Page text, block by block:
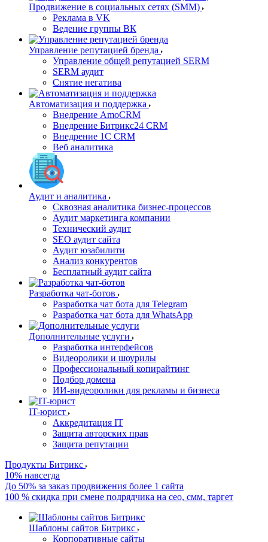
Продвижение в социальных сетях (SMM)
Реклама в VK
Ведение группы ВК
Управление репутацией бренда
Управление общей репутацией SERM
SERM аудит
Снятие негатива
Автоматизация и поддержка
Внедрение AmoCRM
Внедрение Битрикс24 CRM
Внедрение 1C CRM
Веб аналитика
Аудит и аналитика
Сквозная аналитика бизнес-процессов
Аудит маркетинга компании
Технический аудит
SEO аудит сайта
Аудит юзабилити
Анализ конкурентов
Бесплатный аудит сайта
Разработка чат-ботов
Разработка чат бота для Telegram
Разработка чат бота для WhatsApp
Дополнительные услуги
Разработка интерфейсов
Видеоролики и шоурилы
Профессиональный копирайтинг
Подбор домена
ИИ-видеоролики для рекламы и бизнеса
IT-юрист
Аккредитация IT
Защита авторских прав
Защита репутации
Продукты Битрикс
10% навсегда
До 50% за заказ продвижения более 1 сайта
100 % скидка при смене подрядчика на сео, смм, таргет
Шаблоны сайтов Битрикс
Корпоративные сайты